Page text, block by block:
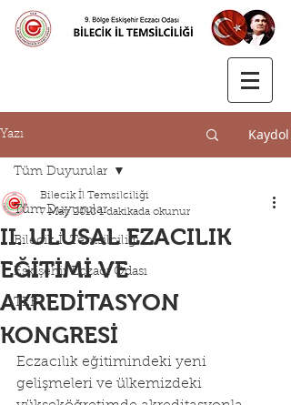
Yazı Kaydol
Tüm Duyurular
Bilecik İl Temsilciliği
Eskişehir Eczacı Odası
TEB
Tüm Duyurular
II. ULUSAL EZACILIK
EĞİTİMİ VE
AKREDİTASYON
KONGRESİ
Bilecik İl Temsilciliği
7 May 2018 1 dakikada okunur
Eczacılık eğitimindeki yeni
gelişmeleri ve ülkemizdeki